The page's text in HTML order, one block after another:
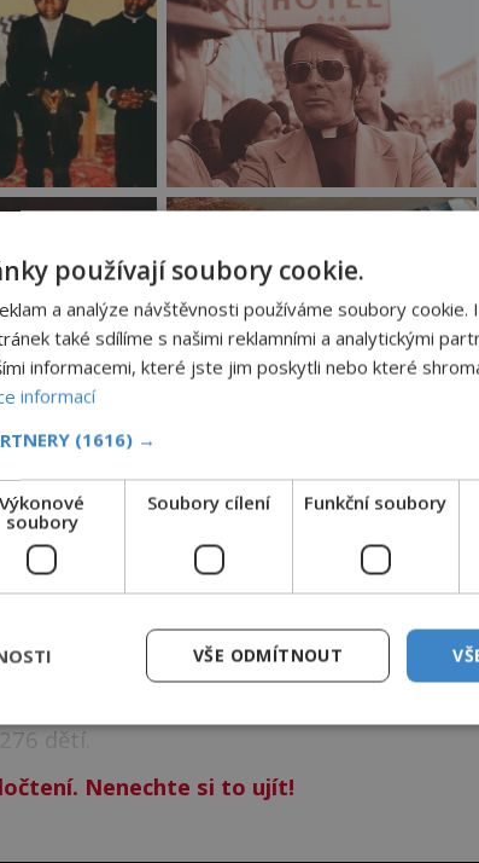
v dějinách?
poté, co v listopadu 1978 vtrhnou do
džungli jihoamerického státu Guayna, se
jako hotové peklo. Kam oko dohlédne, leží
leží jeden vedle druhého, jsou mrtví.
dětí.
Nenechte si to ujít!
používají soubory cookie.
a analýze návštěvnosti používáme soubory cookie.
také sdílíme s našimi reklamními a analytickými
informacemi, které jste jim poskytli nebo které
informací
(1616) →
Výkonové
soubory
Soubory cílení Funkční soubory
VŠE ODMÍTNOUT